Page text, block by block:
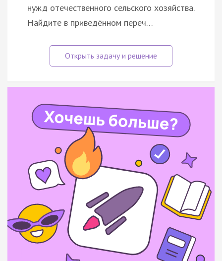
нужд отечественного сельского хозяйства.
Найдите в приведённом переч…